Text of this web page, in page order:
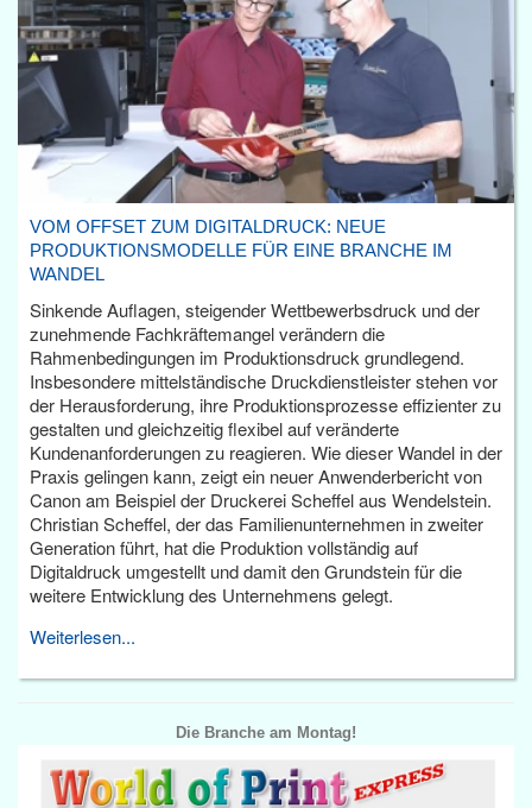
VOM OFFSET ZUM DIGITALDRUCK: NEUE
PRODUKTIONSMODELLE FÜR EINE BRANCHE IM
WANDEL
Sinkende Auflagen, steigender Wettbewerbsdruck und der
zunehmende Fachkräftemangel verändern die
Rahmenbedingungen im Produktionsdruck grundlegend.
Insbesondere mittelständische Druckdienstleister stehen vor
der Herausforderung, ihre Produktionsprozesse effizienter zu
gestalten und gleichzeitig flexibel auf veränderte
Kundenanforderungen zu reagieren. Wie dieser Wandel in der
Praxis gelingen kann, zeigt ein neuer Anwenderbericht von
Canon am Beispiel der Druckerei Scheffel aus Wendelstein.
Christian Scheffel, der das Familienunternehmen in zweiter
Generation führt, hat die Produktion vollständig auf
Digitaldruck umgestellt und damit den Grundstein für die
weitere Entwicklung des Unternehmens gelegt.
Weiterlesen...
Die Branche am Montag!